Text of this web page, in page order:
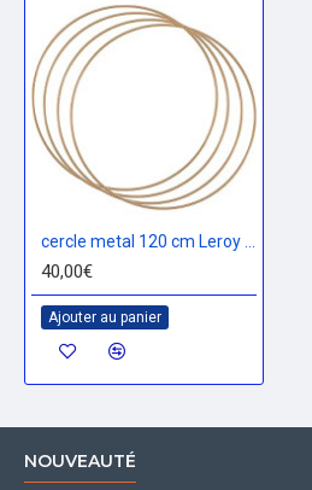
40,00€
Ajouter au panier
NOUVEAUTÉ